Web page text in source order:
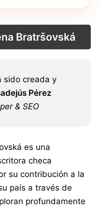
Bratršovská
sido creada y
Pérez
& SEO
es una
checa
su contribución a la
país a través de
profundamente